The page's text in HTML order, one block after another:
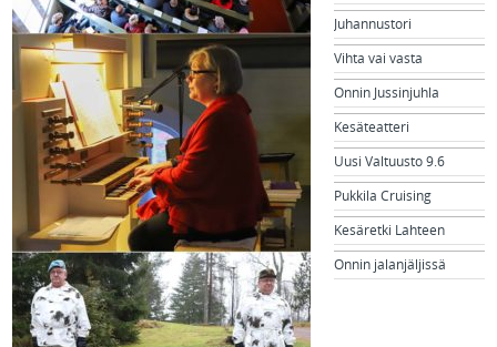
Juhannustori
Vihta vai vasta
Onnin Jussinjuhla
Kesäteatteri
Uusi Valtuusto 9.6
Pukkila Cruising
Kesäretki Lahteen
Onnin jalanjäljissä